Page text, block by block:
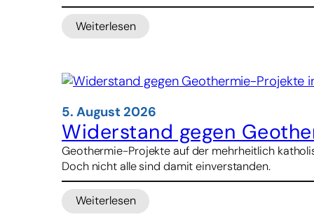
Weiterlesen
:
Florida
Staatsanwalt
droht
Kirche
mit
Kürzungen
bei
Schulbeihilfen
5. August 2026
Widerstand gegen
Geothermie-Projekte auf der mehrheitlich
Doch nicht alle sind damit einverstanden.
Weiterlesen
: